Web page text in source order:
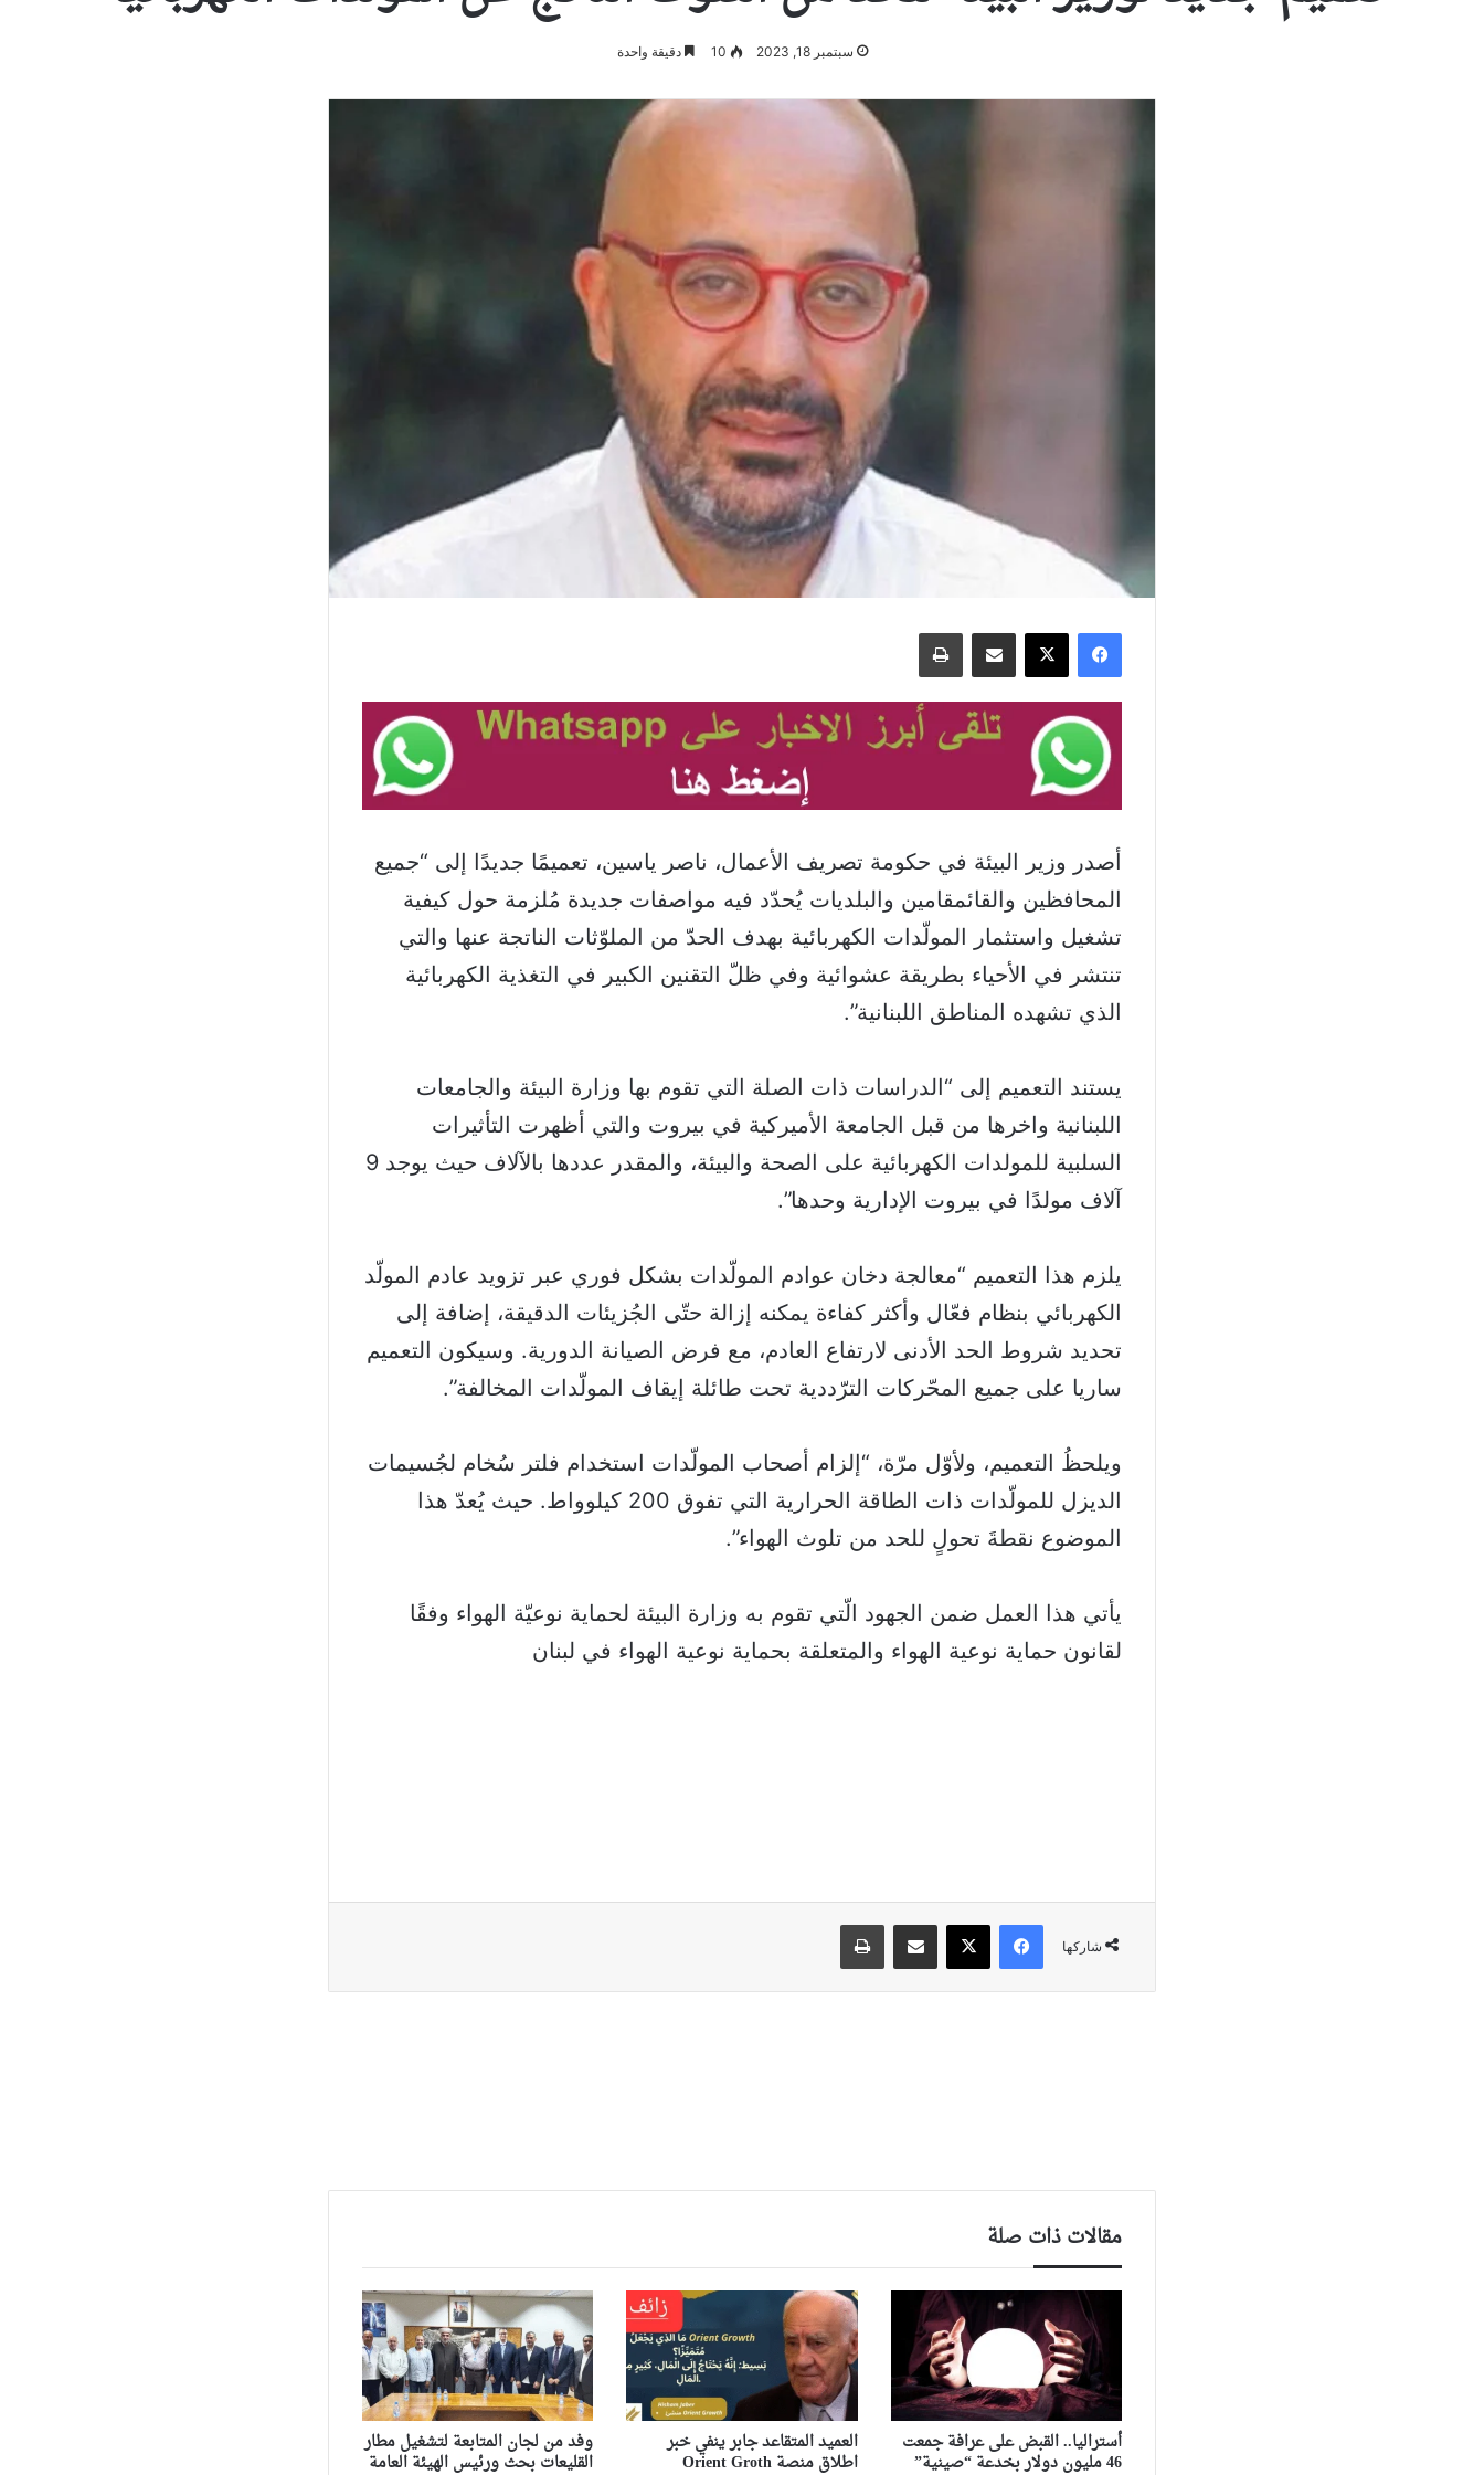
سبتمبر 18, 2023 10 دقيقة واحدة
فيسبوك ‫X مشاركة عبر البريد طباعة
أصدر وزير البيئة في حكومة تصريف الأعمال، ناصر ياسين، تعميمًا جديدًا إلى “جميع
المحافظين والقائمقامين والبلديات يُحدّد فيه مواصفات جديدة مُلزمة حول كيفية
تشغيل واستثمار المولّدات الكهربائية بهدف الحدّ من الملوّثات الناتجة عنها والتي
تنتشر في الأحياء بطريقة عشوائية وفي ظلّ التقنين الكبير في التغذية الكهربائية
الذي تشهده المناطق اللبنانية”.
يستند التعميم إلى “الدراسات ذات الصلة التي تقوم بها وزارة البيئة والجامعات
اللبنانية واخرها من قبل الجامعة الأميركية في بيروت والتي أظهرت التأثيرات
السلبية للمولدات الكهربائية على الصحة والبيئة، والمقدر عددها بالآلاف حيث يوجد 9
آلاف مولدًا في بيروت الإدارية وحدها”.
يلزم هذا التعميم “معالجة دخان عوادم المولّدات بشكل فوري عبر تزويد عادم المولّد
الكهربائي بنظام فعّال وأكثر كفاءة يمكنه إزالة حتّى الجُزيئات الدقيقة، إضافة إلى
تحديد شروط الحد الأدنى لارتفاع العادم، مع فرض الصيانة الدورية. وسيكون التعميم
ساريا على جميع المحّركات الترّددية تحت طائلة إيقاف المولّدات المخالفة”.
ويلحظُ التعميم، ولأوّل مرّة، “إلزام أصحاب المولّدات استخدام فلتر سُخام لجُسيمات
الديزل للمولّدات ذات الطاقة الحرارية التي تفوق 200 كيلوواط. حيث يُعدّ هذا
الموضوع نقطةَ تحولٍ للحد من تلوث الهواء”.
يأتي هذا العمل ضمن الجهود الّتي تقوم به وزارة البيئة لحماية نوعيّة الهواء وفقًا
لقانون حماية نوعية الهواء والمتعلقة بحماية نوعية الهواء في لبنان
شاركها
فيسبوك ‫X مشاركة عبر البريد طباعة
مقالات ذات صلة
أستراليا.. القبض على عرافة جمعت
46 مليون دولار بخدعة “صينية”
العميد المتقاعد جابر ينفي خبر
اطلاق منصة Orient Groth
وفد من لجان المتابعة لتشغيل مطار
القليعات بحث ورئيس الهيئة العامة